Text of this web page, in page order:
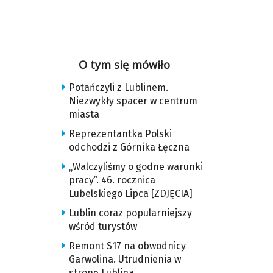
O tym się mówiło
Potańczyli z Lublinem.
Niezwykły spacer w centrum
miasta
Reprezentantka Polski
odchodzi z Górnika Łęczna
„Walczyliśmy o godne warunki
pracy”. 46. rocznica
Lubelskiego Lipca [ZDJĘCIA]
Lublin coraz popularniejszy
wśród turystów
Remont S17 na obwodnicy
Garwolina. Utrudnienia w